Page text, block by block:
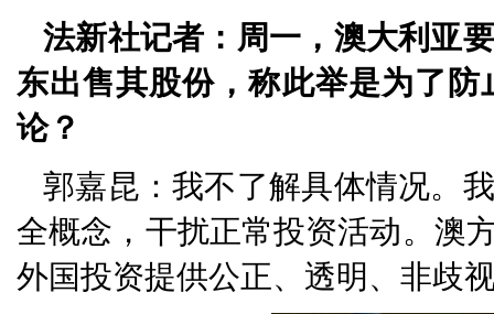
法新社记者：周一，澳大利亚
东出售其股份，称此举是为了
论？
郭嘉昆：我不了解具体情况。
全概念，干扰正常投资活动。澳
外国投资提供公正、透明、非歧